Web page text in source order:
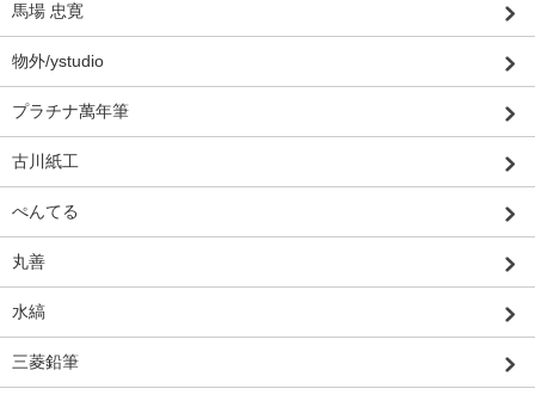
馬場 忠寛
物外/ystudio
プラチナ萬年筆
古川紙工
ぺんてる
丸善
水縞
三菱鉛筆